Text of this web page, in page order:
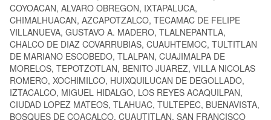
COYOACAN, ALVARO OBREGON, IXTAPALUCA,
CHIMALHUACAN, AZCAPOTZALCO, TECAMAC DE FELIPE
VILLANUEVA, GUSTAVO A. MADERO, TLALNEPANTLA,
CHALCO DE DIAZ COVARRUBIAS, CUAUHTEMOC, TULTITLAN
DE MARIANO ESCOBEDO, TLALPAN, CUAJIMALPA DE
MORELOS, TEPOTZOTLAN, BENITO JUAREZ, VILLA NICOLAS
ROMERO, XOCHIMILCO, HUIXQUILUCAN DE DEGOLLADO,
IZTACALCO, MIGUEL HIDALGO, LOS REYES ACAQUILPAN,
CIUDAD LOPEZ MATEOS, TLAHUAC, TULTEPEC, BUENAVISTA,
BOSQUES DE COACALCO, CUAUTITLAN, SAN FRANCISCO